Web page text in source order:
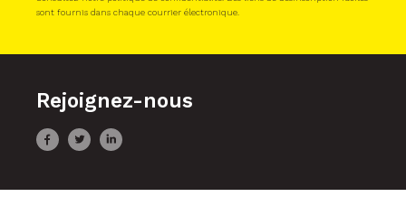
sont fournis dans chaque courrier électronique.
Rejoignez-nous